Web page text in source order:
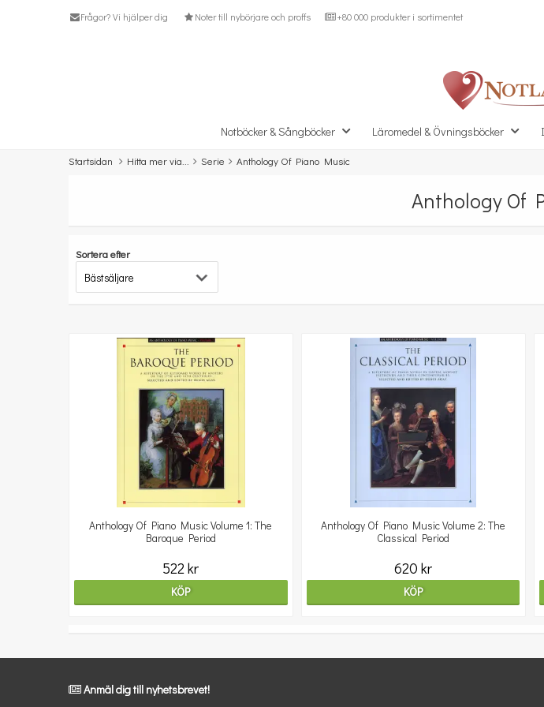
Frågor? Vi hjälper dig Noter till nybörjare och proffs +80 000 produkter i sortimentet
Notböcker & Sångböcker Läromedel & Övningsböcker
Startsidan Hitta mer via... Serie Anthology Of Piano Music
Anthology Of
Sortera efter
Anthology Of Piano Music Volume 1: The
Baroque Period
522 kr
KÖP
Anthology Of Piano Music Volume 2: The
Classical Period
620 kr
KÖP
Anmäl dig till nyhetsbrevet!